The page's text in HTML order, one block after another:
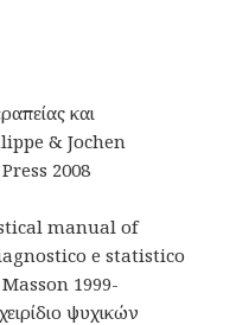
και
& Jochen
2008
manual of
e statistico
1999-
ψυχικών